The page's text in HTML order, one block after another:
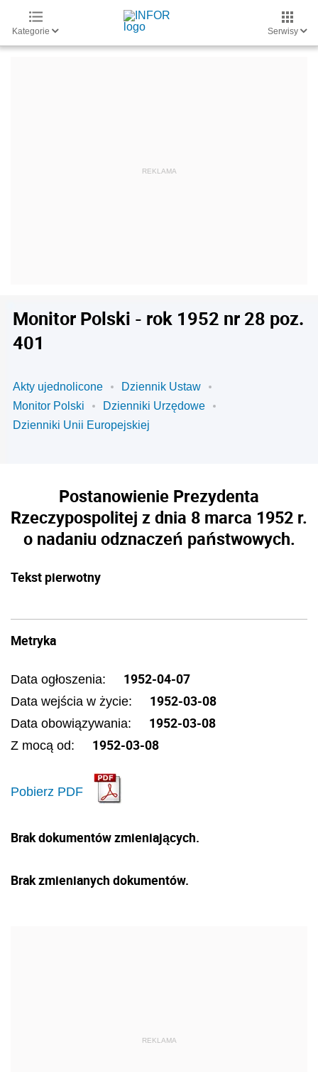
Kategorie Serwisy
Monitor Polski - rok 1952 nr 28 poz.
401
Akty ujednolicone
Dziennik Ustaw
Monitor Polski
Dzienniki Urzędowe
Dzienniki Unii Europejskiej
Postanowienie Prezydenta
Rzeczypospolitej z dnia 8 marca 1952 r.
o nadaniu odznaczeń państwowych.
Tekst pierwotny
Metryka
Data ogłoszenia: 1952-04-07
Data wejścia w życie: 1952-03-08
Data obowiązywania: 1952-03-08
Z mocą od: 1952-03-08
Pobierz PDF
Brak dokumentów zmieniających.
Brak zmienianych dokumentów.